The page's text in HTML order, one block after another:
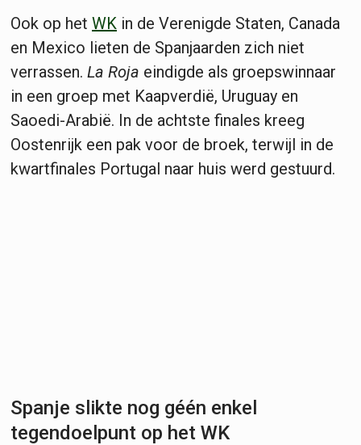
Ook op het WK in de Verenigde Staten, Canada
en Mexico lieten de Spanjaarden zich niet
verrassen. La Roja eindigde als groepswinnaar
in een groep met Kaapverdië, Uruguay en
Saoedi-Arabië. In de achtste finales kreeg
Oostenrijk een pak voor de broek, terwijl in de
kwartfinales Portugal naar huis werd gestuurd.
Spanje slikte nog géén enkel
tegendoelpunt op het WK